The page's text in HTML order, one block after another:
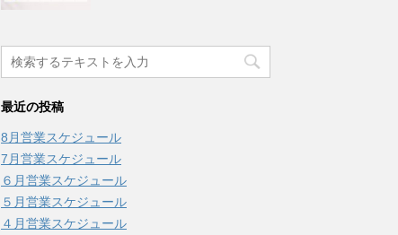
最近の投稿
8月営業スケジュール
7月営業スケジュール
６月営業スケジュール
５月営業スケジュール
４月営業スケジュール